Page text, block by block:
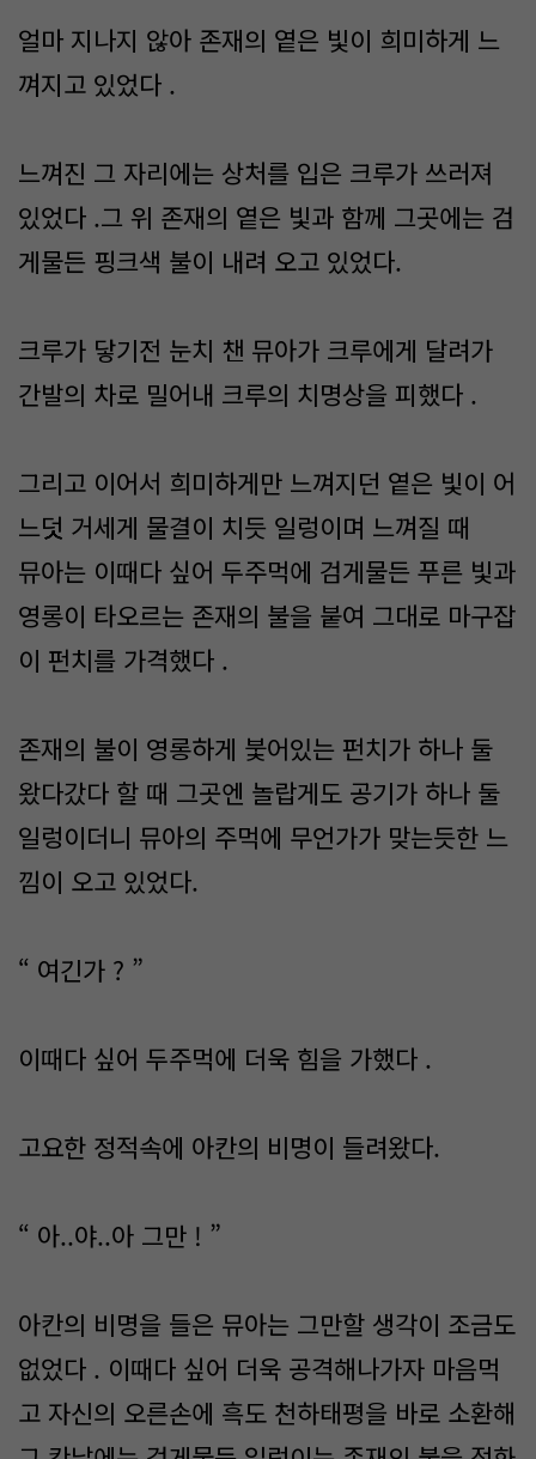
얼마 지나지 않아 존재의 옅은 빛이 희미하게 느
껴지고 있었다 .
느껴진 그 자리에는 상처를 입은 크루가 쓰러져
있었다 .그 위 존재의 옅은 빛과 함께 그곳에는 검
게물든 핑크색 불이 내려 오고 있었다.
크루가 닿기전 눈치 챈 뮤아가 크루에게 달려가
간발의 차로 밀어내 크루의 치명상을 피했다 .
그리고 이어서 희미하게만 느껴지던 옅은 빛이 어
느덧 거세게 물결이 치듯 일렁이며 느껴질 때
뮤아는 이때다 싶어 두주먹에 검게물든 푸른 빛과
영롱이 타오르는 존재의 불을 붙여 그대로 마구잡
이 펀치를 가격했다 .
존재의 불이 영롱하게 붗어있는 펀치가 하나 둘
왔다갔다 할 때 그곳엔 놀랍게도 공기가 하나 둘
일렁이더니 뮤아의 주먹에 무언가가 맞는듯한 느
낌이 오고 있었다.
“ 여긴가 ? ”
이때다 싶어 두주먹에 더욱 힘을 가했다 .
고요한 정적속에 아칸의 비명이 들려왔다.
“ 아..야..아 그만 ! ”
아칸의 비명을 들은 뮤아는 그만할 생각이 조금도
없었다 . 이때다 싶어 더욱 공격해나가자 마음먹
고 자신의 오른손에 흑도 천하태평을 바로 소환해